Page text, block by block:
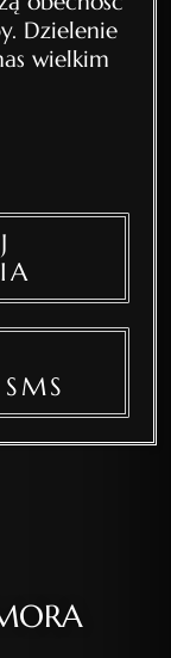
Dzielenie
wielkim